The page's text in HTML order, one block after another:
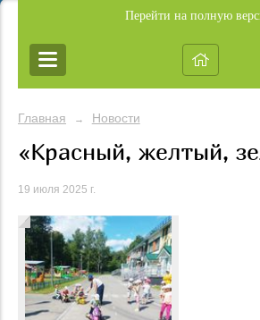
Перейти на полную
Главная → Новости
«Красный, желтый,
19 июля 2025 г.